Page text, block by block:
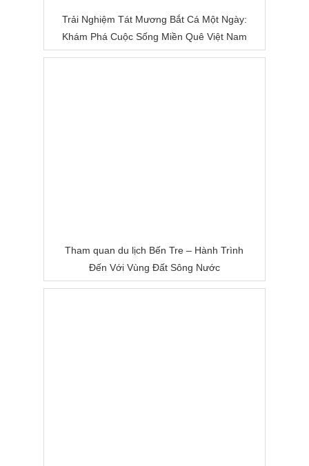
Trải Nghiệm Tát Mương Bắt Cá Một Ngày:
Khám Phá Cuộc Sống Miền Quê Việt Nam
Tham quan du lịch Bến Tre – Hành Trình
Đến Với Vùng Đất Sông Nước